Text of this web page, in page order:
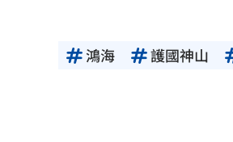
鴻海 護國神山